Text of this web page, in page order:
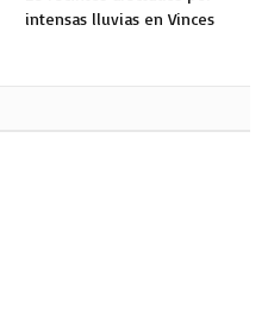
intensas lluvias en Vinces